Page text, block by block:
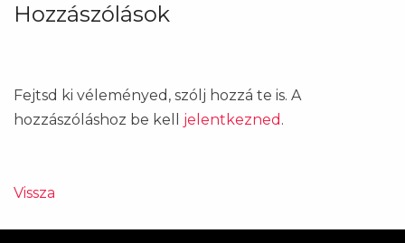
Hozzászólások
Fejtsd ki véleményed, szólj hozzá te is. A
hozzászóláshoz be kell jelentkezned .
Vissza